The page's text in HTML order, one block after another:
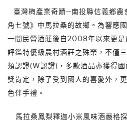
臺灣梅產業奇蹟─南投縣信義鄉農
角七號》中馬拉桑的故鄉。為響應
一間民營酒莊後自2008年以來更
評鑑特優級農村酒莊之殊榮，不僅
類認證(W認證)，多款酒品亦獲得
獎肯定，除了受到國人的喜愛外，
色伴手禮。
馬拉桑鳳梨釋迦小米風味酒嚴格